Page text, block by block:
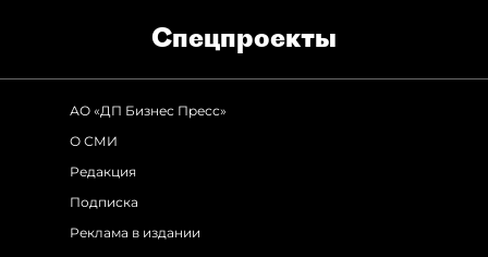
Спец­проекты
АО «ДП Бизнес Пресс»
О СМИ
Редакция
Подписка
Реклама в издании